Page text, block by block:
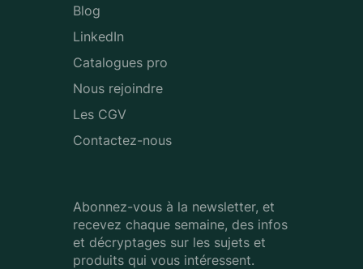
Blog
LinkedIn
Catalogues pro
Nous rejoindre
Les CGV
Contactez-nous
Abonnez-vous à la newsletter, et
recevez chaque semaine, des infos
et décryptages sur les sujets et
produits qui vous intéressent.